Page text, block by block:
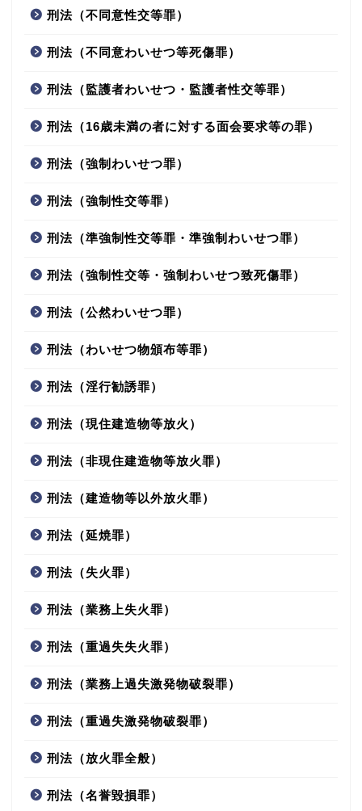
刑法（不同意性交等罪）
刑法（不同意わいせつ等死傷罪）
刑法（監護者わいせつ・監護者性交等罪）
刑法（16歳未満の者に対する面会要求等の罪）
刑法（強制わいせつ罪）
刑法（強制性交等罪）
刑法（準強制性交等罪・準強制わいせつ罪）
刑法（強制性交等・強制わいせつ致死傷罪）
刑法（公然わいせつ罪）
刑法（わいせつ物頒布等罪）
刑法（淫行勧誘罪）
刑法（現住建造物等放火）
刑法（非現住建造物等放火罪）
刑法（建造物等以外放火罪）
刑法（延焼罪）
刑法（失火罪）
刑法（業務上失火罪）
刑法（重過失失火罪）
刑法（業務上過失激発物破裂罪）
刑法（重過失激発物破裂罪）
刑法（放火罪全般）
刑法（名誉毀損罪）